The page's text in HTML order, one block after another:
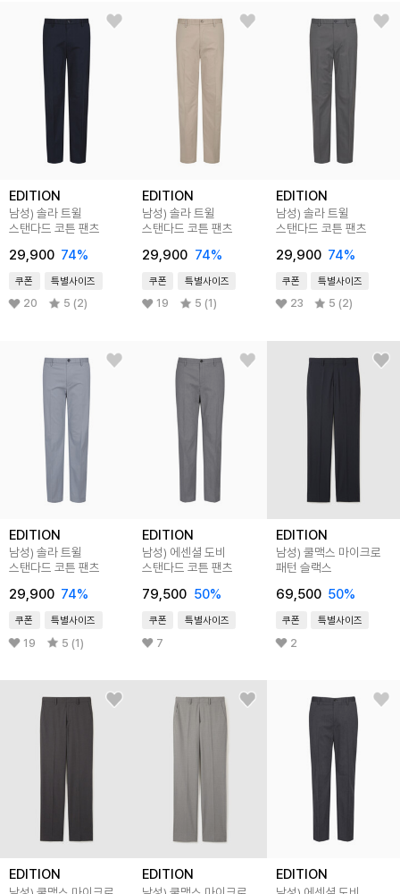
EDITION
남성) 솔라 트윌
스탠다드 코튼 팬츠
29,900 74%
쿠폰 특별사이즈
20 5 (2)
EDITION
남성) 솔라 트윌
스탠다드 코튼 팬츠
29,900 74%
쿠폰 특별사이즈
19 5 (1)
EDITION
남성) 솔라 트윌
스탠다드 코튼 팬츠
29,900 74%
쿠폰 특별사이즈
23 5 (2)
EDITION
남성) 솔라 트윌
스탠다드 코튼 팬츠
29,900 74%
쿠폰 특별사이즈
19 5 (1)
EDITION
남성) 에센셜 도비
스탠다드 코튼 팬츠
79,500 50%
쿠폰 특별사이즈
7
EDITION
남성) 쿨맥스 마이크로
패턴 슬랙스
69,500 50%
쿠폰 특별사이즈
2
EDITION EDITION EDITION